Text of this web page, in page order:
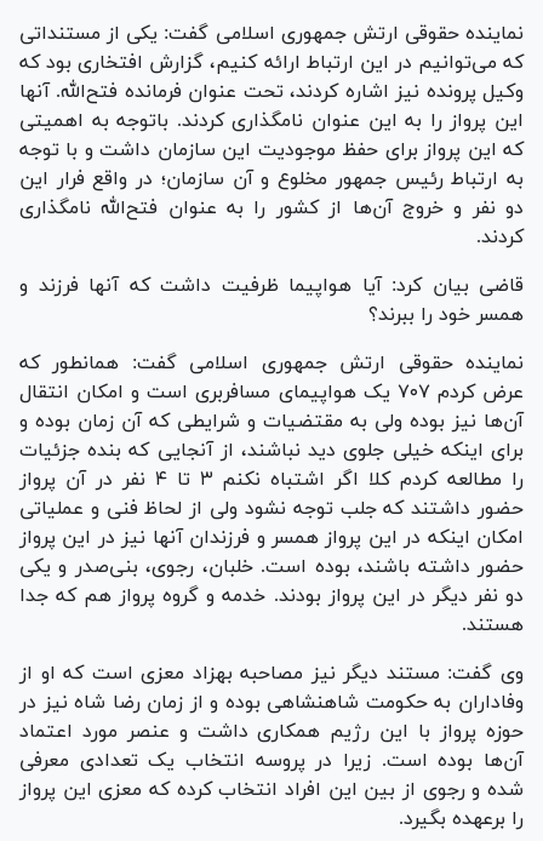
نماینده حقوقی ارتش جمهوری اسلامی گفت: یکی از مستنداتی
که می‌توانیم در این ارتباط ارائه کنیم، گزارش افتخاری بود که
وکیل پرونده نیز اشاره کردند، تحت عنوان فرمانده فتح‌الله. آنها
این پرواز را به این عنوان نامگذاری کردند. باتوجه به اهمیتی
که این پرواز برای حفظ موجودیت این سازمان داشت و با توجه
به ارتباط رئیس جمهور مخلوع و آن سازمان؛ در واقع فرار این
دو نفر و خروج آن‌ها از کشور را به عنوان فتح‌الله نامگذاری
کردند.
قاضی بیان کرد: آیا هواپیما ظرفیت داشت که آنها فرزند و
همسر خود را ببرند؟
نماینده حقوقی ارتش جمهوری اسلامی گفت: همانطور که
عرض کردم ۷۰۷ یک هواپیمای مسافربری است و امکان انتقال
آن‌ها نیز بوده ولی به مقتضیات و شرایطی که آن زمان بوده و
برای اینکه خیلی جلوی دید نباشند، از آنجایی که بنده جزئیات
را مطالعه کردم کلا اگر اشتباه نکنم ۳ تا ۴ نفر در آن پرواز
حضور داشتند که جلب توجه نشود ولی از لحاظ فنی و عملیاتی
امکان اینکه در این پرواز همسر و فرزندان آنها نیز در این پرواز
حضور داشته باشند، بوده است. خلبان، رجوی، بنی‌صدر و یکی
دو نفر دیگر در این پرواز بودند. خدمه و گروه پرواز هم که جدا
هستند.
وی گفت: مستند دیگر نیز مصاحبه بهزاد معزی است که او از
وفاداران به حکومت شاهنشاهی بوده و از زمان رضا شاه نیز در
حوزه پرواز با این رژیم همکاری داشت و عنصر مورد اعتماد
آن‌ها بوده است. زیرا در پروسه انتخاب یک تعدادی معرفی
شده و رجوی از بین این افراد انتخاب کرده که معزی این پرواز
را برعهده بگیرد.